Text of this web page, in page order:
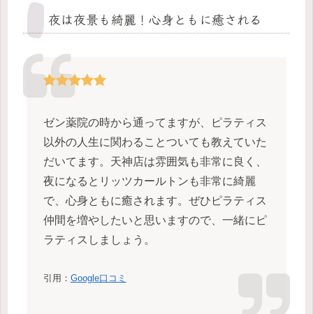
夜は夜景も綺麗！心身ともに癒される
ゼン薬院の時から通ってますが、ピラティス
以外の人生に関わることついても教えていた
だいてます。天神店は雰囲気も非常に良く、
夜になるとリッツカールトンも非常に綺麗
で、心身ともに癒されます。ぜひピラティス
仲間を増やしたいと思いますので、一緒にピ
ラティスしましょう。
引用： Google口コミ